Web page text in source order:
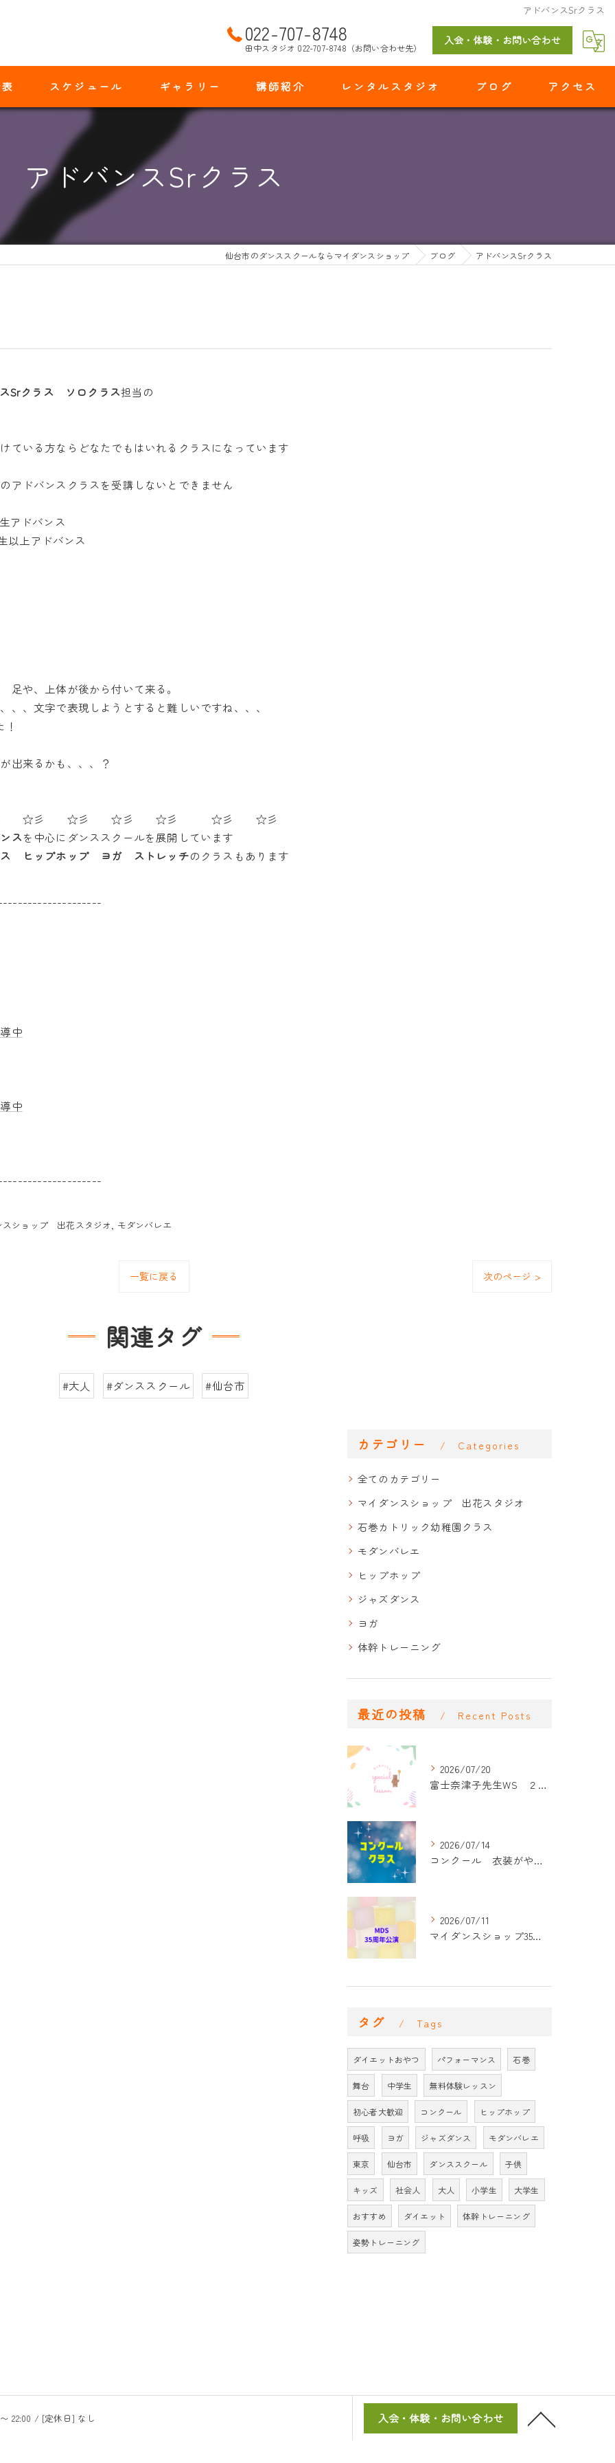
アドバンスSrクラス
022-707-8748
田中スタジオ 022-707-8748（お問い合わせ先）
入会・体験・お問い合わせ
スケジュール ギャラリー 講師紹介 レンタルスタジオ ブログ アクセス
アドバンスSrクラス
仙台市のダンススクールならマイダンスショップ ブログ アドバンスSrクラス
Srクラス ソロクラス担当の
ている方ならどなたでもはいれるクラスになっています
ドバンスクラスを受講しないとできません
アドバンス
アドバンス
や、上体が後から付いて来る。
、文字で表現しようとすると難しいですね、、、
出来るかも、、、？
☆彡 ☆彡 ☆彡 ☆彡 ☆彡 ☆彡
スを中心にダンススクールを展開しています
ス ヒップホップ ヨガ ストレッチのクラスもあります
中
中
スショップ 出花スタジオ モダンバレエ
一覧に戻る 次のページ >
関連タグ
#大人 #ダンススクール #仙台市
カテゴリー Categories
全てのカテゴリー
マイダンスショップ 出花スタジオ
石巻カトリック幼稚園クラス
モダンバレエ
ヒップホップ
ジャズダンス
ヨガ
体幹トレーニング
最近の投稿 Recent Posts
2026/07/20
富士奈津子先生WS ２回目
2026/07/14
コンクール 衣装がやって来た！
2026/07/11
マイダンスショップ35周年記念公演 振付開始
タグ Tags
ダイエットおやつ パフォーマンス 石巻
舞台 中学生 無料体験レッスン
初心者大歓迎 コンクール ヒップホップ
呼吸 ヨガ ジャズダンス モダンバレエ
東京 仙台市 ダンススクール 子供
キッズ 社会人 大人 小学生 大学生
おすすめ ダイエット 体幹トレーニング
姿勢トレーニング
22:00 / [定休日] なし 入会・体験・お問い合わせ